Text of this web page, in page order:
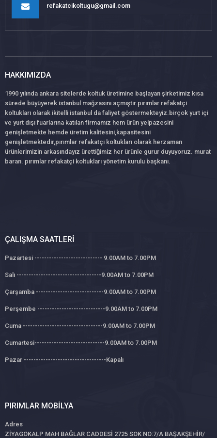
refakatcikoltugu@gmail.com
HAKKIMIZDA
1990 yılında ankara sitelerde koltuk üretimine başlayan şirketimiz kısa
sürede büyüyerek istanbul mağzasını açmıştır.pırımlar refakatçi
koltukları olarak ikitelli istanbul da faliyet göstermekteyiz.birçok yurt içi
ve yurt dışı fuarlarına katılan firmamız hem ürün yelpazesini
genişletmekte hemde üretim kalitesini,kapasitesini
genişletmektedir,pırımlar refakatçi koltukları olarak herzaman
ürünlerimizin arkasındayız ürettiğimiz her ürünle gurur duyuyoruz. murat
baran. pırımlar refakatçi koltukları yönetim kurulu başkanı.
ÇALIŞMA SAATLERI
Pazartesi ---------------------------- 9.00AM to 7.00PM
Salı -----------------------------------9.00AM to 7.00PM
Çarşamba ----------------------------9.00AM to 7.00PM
Perşembe ----------------------------9.00AM to 7.00PM
Cuma ---------------------------------9.00AM to 7.00PM
Cumartesi-----------------------------9.00AM to 7.00PM
Pazar ----------------------------------Kapalı
PIRIMLAR MOBILYA
Adres
ZİYAGÖKALP MAH BAĞLAR CADDESİ 2725 SOK NO:7/A BAŞAKŞEHİR/